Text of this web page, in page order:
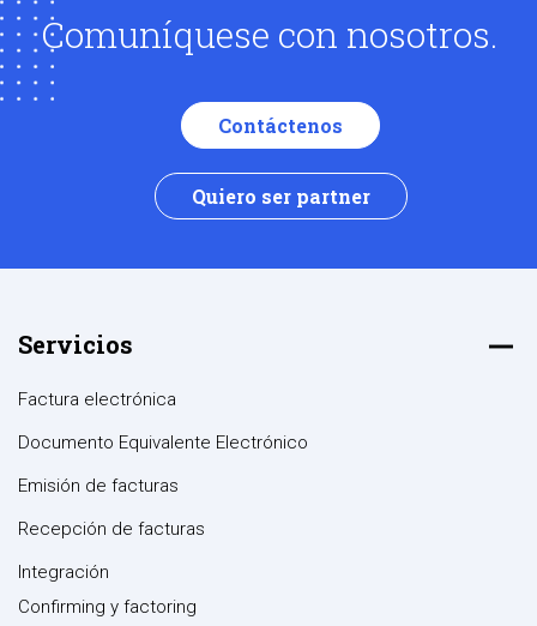
Comuníquese con nosotros.
Contáctenos
Quiero ser partner
Servicios
Factura electrónica
Documento Equivalente Electrónico
Emisión de facturas
Recepción de facturas
Integración
Confirming y factoring